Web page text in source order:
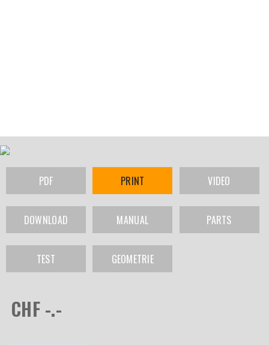
PDF PRINT VIDEO
DOWNLOAD MANUAL PARTS
TEST GEOMETRIE
CHF -.-